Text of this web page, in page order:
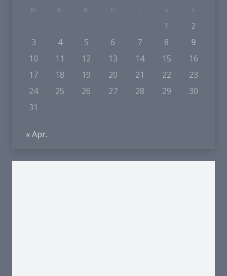
M D M D F S S
1
2
3
4 5 6 7 8
9
10
11 12 13 14 15
16
17
18 19 20 21 22
23
24
25 26 27 28 29
30
31
« Apr.